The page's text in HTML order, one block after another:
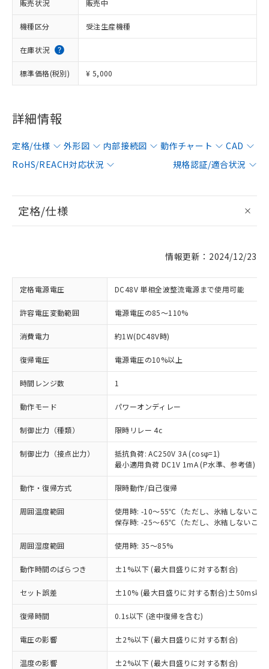
販売状況 販売中
機種区分 受注生産機種
在庫状況
標準価格(税別) ¥ 5,000
詳細情報
定格/仕様 外形図 内部接続図 動作チャート
CAD
RoHS/REACH対応状況
規格認証/適合状況
定格/仕様
情報更新：2024/12/23
定格電源電圧 DC48V 単相全波整流電源まで使用可能
許容電圧変動範囲 電源電圧の85～110%
消費電力 約1W(DC48V時)
復帰電圧 電源電圧の10%以上
時間レンジ数 1
動作モード パワーオンディレー
制御出力（種類） 限時リレー 4c
制御出力（接点出力）
抵抗負荷: AC250V 3A (cosφ=1)
最小適用負荷 DC1V 1mA (P水準、参考値)
動作・復帰方式 限時動作/自己復帰
周囲温度範囲
使用時: -10～55℃（ただし、氷結しないこと
保存時: -25～65℃（ただし、氷結しないこと
周囲湿度範囲 使用時: 35～85%
動作時間のばらつき ±1%以下 (最大目盛りに対する割合)
セット誤差 ±10% (最大目盛りに対する割合)±50ms以下
復帰時間 0.1s以下 (途中復帰を含む)
電圧の影響 ±2%以下 (最大目盛りに対する割合)
温度の影響 ±2%以下 (最大目盛りに対する割合)
※1 対応状況
対応済み：EU RoHS指令（10物質）の
非含有に対応した製品が提供可能な商品で
す。